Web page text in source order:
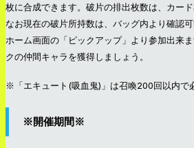
枚に合成できます。破片の排出枚数は、カード
なお現在の破片所持数は、バッグ内より確認可
ホーム画面の「ピックアップ」より参加出来
クの仲間キャラを獲得しましょう。
※「エキュート(吸血鬼)」は召喚200回以内で
※開催期間※